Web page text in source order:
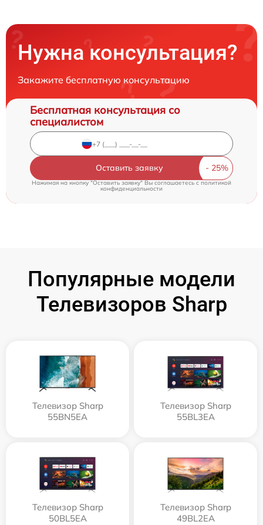
Нужна консультация?
Закажите бесплатную консультацию
Бесплатная консультация со
специалистом
Оставить заявку
Нажимая на кнопку "Оставить заявку" Вы соглашаетесь c политикой
конфиденциальности
Популярные модели
Телевизоров Sharp
Телевизор Sharp
55BN5EA
Телевизор Sharp
55BL3EA
Телевизор Sharp
50BL5EA
Телевизор Sharp
49BL2EA